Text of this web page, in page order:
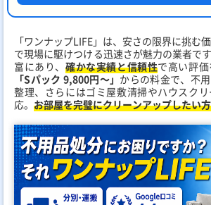
「ワンナップLIFE」は、安さの限界に挑む
で現場に駆けつける迅速さが魅力の業者で
富にあり、 確かな実績と信頼性で高い評価
「Sパック 9,800円～」 からの料金で、不
整理、さらにはゴミ屋敷清掃やハウスク
応。 お部屋を完璧にクリーンアップしたい